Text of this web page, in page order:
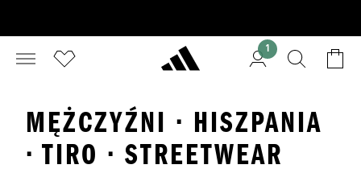
1
MĘŻCZYŹNI · HISZPANIA
· TIRO · STREETWEAR